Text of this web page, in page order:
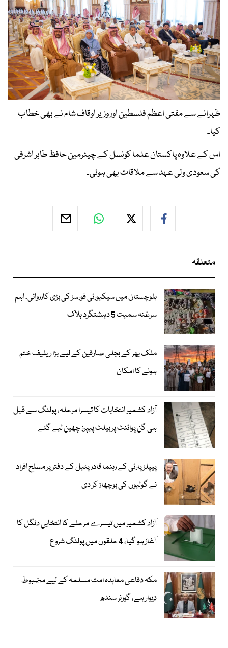
ظہرانے سے مفتی اعظم فلسطین اور وزیر اوقاف شام نے بھی خطاب
کیا۔
اس کے علاوہ پاکستان علما کونسل کے چیئرمین حافظ طاہر اشرفی
کی سعودی ولی عہد سے ملاقات بھی ہوئی۔
متعلقہ
بلوچستان میں سیکیورٹی فورسز کی بڑی کارروائی، اہم
سرغنہ سمیت 5 دہشتگرد ہلاک
ملک بھر کے بجلی صارفین کے لیے بڑا ریلیف ختم
ہونے کا امکان
آزاد کشمیر انتخابات کا تیسرا مرحلہ، پولنگ سے قبل
ہی گن پوائنٹ پر بیلٹ پیپرز چھین لیے گئے
پیپلز پارٹی کے رہنما قادر پٹیل کے دفتر پر مسلح افراد
نے گولیوں کی بوچھاڑ کر دی
آزاد کشمیر میں تیسرے مرحلے کا انتخابی دنگل کا
آغاز ہو گیا، 4 حلقوں میں پولنگ شروع
مکہ دفاعی معاہدہ امت مسلمہ کے لیے مضبوط
دیوار ہے، گورنر سندھ